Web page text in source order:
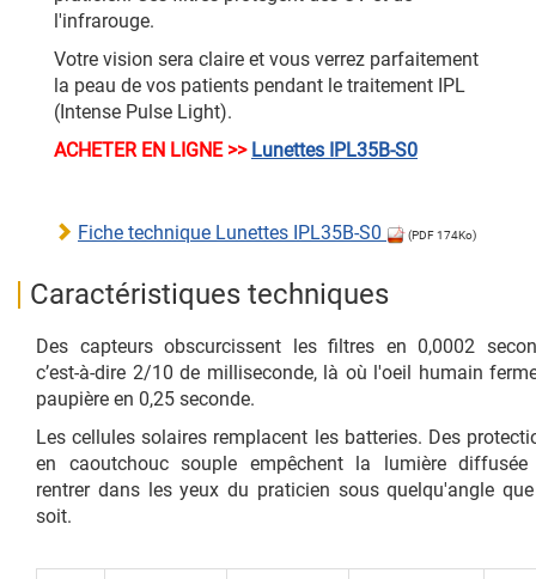
l'infrarouge.
Votre vision sera claire et vous verrez parfaitement
la peau de vos patients pendant le traitement IPL
(Intense Pulse Light).
ACHETER EN LIGNE >> Lunettes IPL35B-S0
Fiche technique Lunettes IPL35B-S0 (PDF 174Ko)
Caractéristiques techniques
Des capteurs obscurcissent les filtres en 0,0002
c’est-à-dire 2/10 de milliseconde, là où l'oeil humain
paupière en 0,25 seconde.
Les cellules solaires remplacent les batteries. Des
en caoutchouc souple empêchent la lumière diffusée
rentrer dans les yeux du praticien sous quelqu'angle
soit.